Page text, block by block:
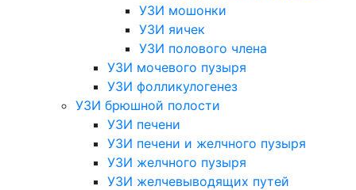
УЗИ мошонки
УЗИ яичек
УЗИ полового члена
УЗИ мочевого пузыря
УЗИ фолликулогенез
УЗИ брюшной полости
УЗИ печени
УЗИ печени и желчного пузыря
УЗИ желчного пузыря
УЗИ желчевыводящих путей